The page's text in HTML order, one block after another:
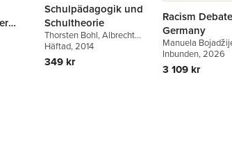
Schulpädagogik und
Schultheorie
Thorsten Bohl,Albrecht
Wacker,Martin Harant
Häftad, 2014
349 kr
Racism
Germany
Manuela
Celikates,Paul
Inbunden, 2026
3 109 kr